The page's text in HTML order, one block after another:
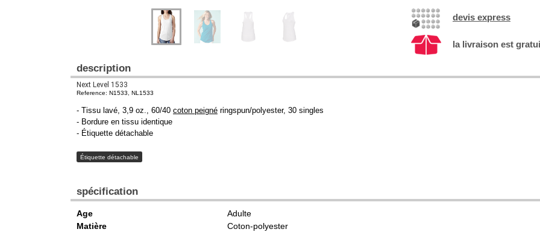
devis express
la livraison est
description
Next Level 1533
Reference: N1533, NL1533
- Tissu lavé, 3,9 oz., 60/40 coton peigné ringspun/polyester, 30 singles
- Bordure en tissu identique
- Étiquette détachable
Étiquette détachable
spécification
Age
Adulte
Matière
Coton-polyester